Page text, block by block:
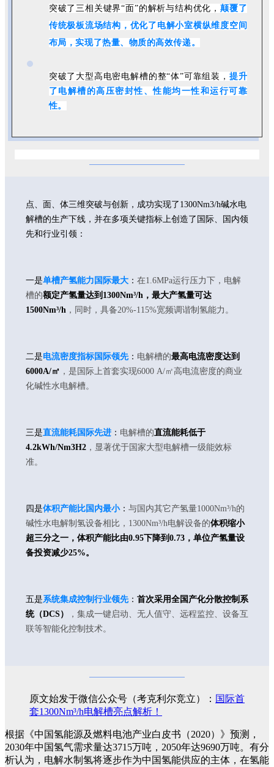
突破了三相关键界“面”的解析与结构优化，颠覆了
传统极板流场结构，优化了电解小室横纵维度空间
布局，实现了热量、物质的高效传递。
突破了大型高电密电解槽的整“体”可靠组装， 提升
了电解槽的高压密封性、性能均一性和运行可靠
性。
点、面、体三维突破与创新，成功实现了1300Nm3/h碱水电
解槽的生产下线，并在多项关键指标上创造了国际、国内领
先和行业引领：
一是单槽产氢能力国际最大 ： 在1.6MPa运行压力下，电解
槽的额定产氢量达到1300Nm³/h，最大产氢量可达
1500Nm³/h ，同时，具备20%-115%宽频调谐制氢能力。
二是电流密度指标国际领先： 电解槽的最高电流密度达到
6000A/㎡ ，是国际上首套实现6000 A/㎡高电流密度的商业
化碱性水电解槽。
三是直流能耗国际先进 ： 电解槽的直流能耗低于
4.2kWh/Nm3H2 ，显著优于国家大型电解槽一级能效标
准。
四是体积产能比国内最小： 与国内其它产氢量1000Nm³/h的
碱性水电解制氢设备相比，1300Nm³/h电解设备的体积缩小
超三分之一，体积产能比由0.95下降到0.73，单位产氢量设
备投资减少25%。
五是系统集成控制行业领先： 首次采用全国产化分散控制系
统（DCS）
，集成一键启动、无人值守、远程监控、设备互
联等智能化控制技术。
原文始发于微信公众号（考克利尔竞立）： 国际首
套1300Nm³/h电解槽亮点解析！
根据《中国氢能源及燃料电池产业白皮书（2020）》预测，
2030年中国氢气需求量达3715万吨，2050年达9690万吨。有分
析认为，电解水制氢将逐步作为中国氢能供应的主体，在氢能